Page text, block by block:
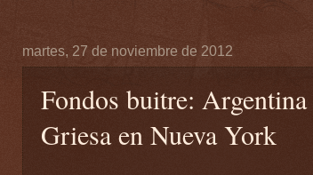
martes, 27 de noviembre de 2012
Fondos buitre:
Griesa en Nueva York